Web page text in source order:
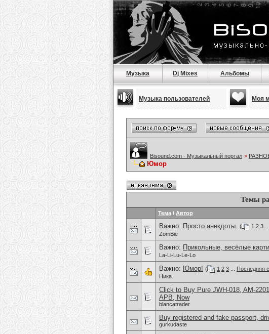
Музыка Dj Mixes Альбомы
Музыка пользователей Моя
Bisound.com - Музыкальный портал >
Юмор
Темы
Тема / Автор
Важно: Просто анекдоты. ( 1 2 3
ZomBie
Важно: Прикольные, весёлые
La-Li-Lu-Le-Lo
Важно: Юмор! ( 1 2 3 Последняя
Ника
Click to Buy Pure JWH-018, AM-
APB, Now
blancatrader
Buy registered and fake passport,
gurkudaste